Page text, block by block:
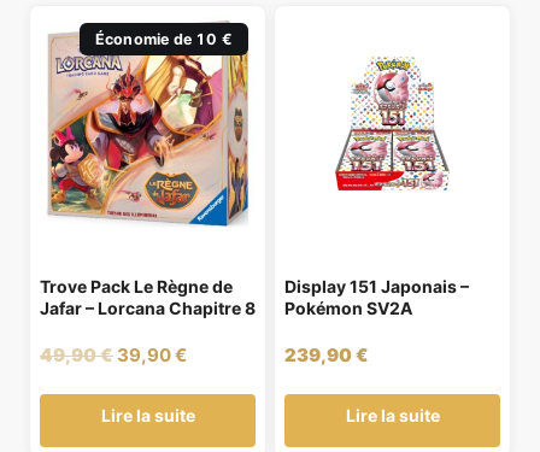
Économie de 10 €
Trove Pack Le Règne de
Jafar – Lorcana Chapitre 8
49,90€ Le
initial
39,90€Le
actuel
Lire la suite
Display 151 Japonais –
Pokémon SV2A
239,90€
Lire la suite